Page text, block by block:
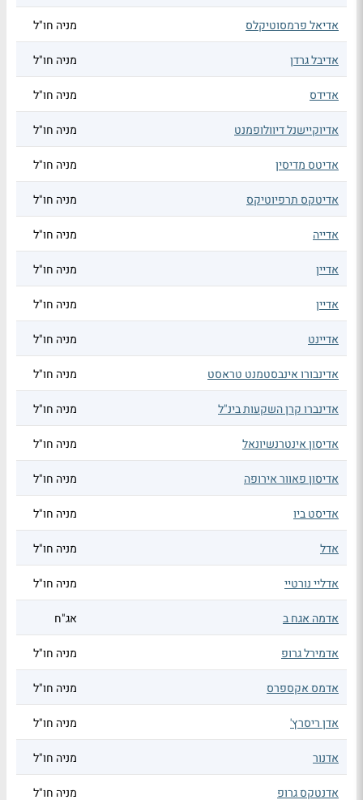
אדיאל פרמסוטיקלס מניה חו"ל
אדיבל גרדן מניה חו"ל
אדידס מניה חו"ל
אדיוקיישנל דיוולופמנט מניה חו"ל
אדיטס מדיסין מניה חו"ל
אדיטקס תרפיוטיקס מניה חו"ל
אדייה מניה חו"ל
אדיין מניה חו"ל
אדיין מניה חו"ל
אדיינט מניה חו"ל
אדינבורו אינבסטמנט טראסט מניה חו"ל
אדינברו קרן השקעות בינ"ל מניה חו"ל
אדיסון אינטרנשיונאל מניה חו"ל
אדיסון פאוור אירופה מניה חו"ל
אדיסט ביו מניה חו"ל
אדל מניה חו"ל
אדליי נורטיי מניה חו"ל
אדמה אגח ב אג"ח
אדמירל גרופ מניה חו"ל
אדמס אקספרס מניה חו"ל
אדן ריסרץ' מניה חו"ל
אדנור מניה חו"ל
אדנטקס גרופ מניה חו"ל